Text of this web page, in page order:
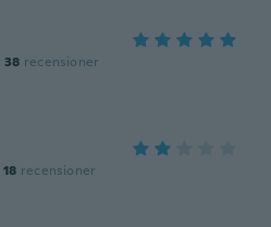
38 recensioner
18 recensioner